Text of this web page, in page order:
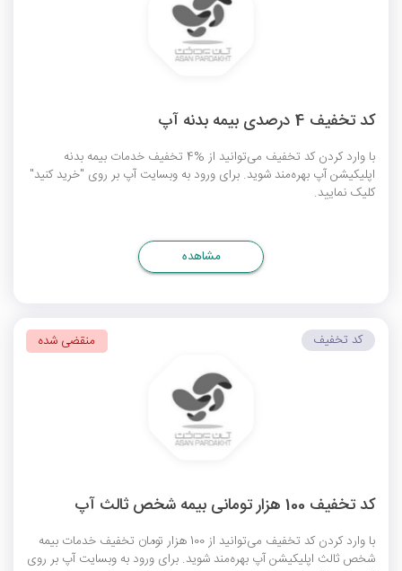
کد تخفیف 4 درصدی بیمه بدنه آپ
با وارد کردن کد تخفیف می‌توانید از %4 تخفیف خدمات بیمه بدنه
اپلیکیشن آپ بهره‌مند شوید. برای ورود به وبسایت آپ بر روی "خرید کنید"
کلیک نمایید.
مشاهده
کد تخفیف 100 هزار تومانی بیمه شخص ثالث آپ
با وارد کردن کد تخفیف می‌توانید از 100 هزار تومان تخفیف خدمات بیمه
شخص ثالث اپلیکیشن آپ بهره‌مند شوید. برای ورود به وبسایت آپ بر روی
کد تخفیف منقضی شده